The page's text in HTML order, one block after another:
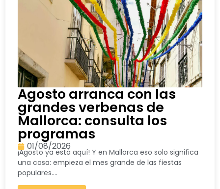
Agosto arranca con las
grandes verbenas de
Mallorca: consulta los
programas
01/08/2026
¡Agosto ya está aquí! Y en Mallorca eso solo significa
una cosa: empieza el mes grande de las fiestas
populares....